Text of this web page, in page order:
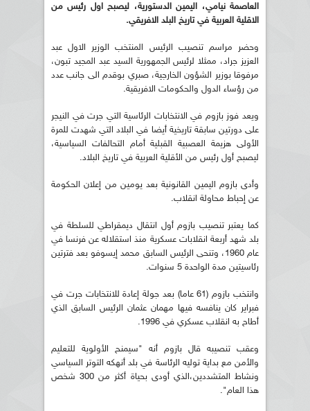
العاصمة نيامي، اليمين الدستورية، ليصبح اول رئيس من
الاقلية العربية في تاريخ البلد الافريقي.
وحضر مراسم تنصيب الرئيس المنتخب الوزير الاول عبد
العزيز جراد، ممثلا لرئيس الجمهورية السيد عبد المجيد تبون،
مرفوقا بوزير الشؤون الخارجية، صبري بوقدم الى جانب عدد
من رؤساء الدول والحكومات الافريقية.
ويعد فوز بازوم في الانتخابات الرئاسية التي جرت في النيجر
على دورتين سابقة تاريخية أيضا في البلاد التي شهدت للمرة
الأولى هزيمة العصبية القبلية أمام التحالفات السياسية،
ليصبح أول رئيس من الأقلية العربية في تاريخ البلاد.
وأدى بازوم اليمين القانونية بعد يومين من إعلان الحكومة
عن إحباط محاولة انقلاب.
كما يعتبر تنصيب بازوم أول انتقال ديمقراطي للسلطة في
بلد شهد أربعة انقلابات عسكرية منذ استقلاله عن فرنسا في
عام 1960، وتنحى الرئيس السابق محمد إيسوفو بعد فترتين
رئاسيتين مدة الواحدة 5 سنوات.
وانتخب بازوم (61 عاما) بعد جولة إعادة للانتخابات جرت في
فبراير كان ينافسه فيها مهمان عثمان الرئيس السابق الذي
أطاح به انقلاب عسكري في 1996.
وعقب تنصيبه قال بازوم أنه "سيمنح الأولوية للتعليم
والأمن مع بداية توليه الرئاسة في بلد أنهكه التوتر السياسي
ونشاط المتشددين،الذي أودى بحياة أكثر من 300 شخص
هذا العام".